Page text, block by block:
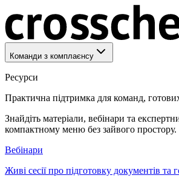
Команди з комплаєнсу
Ресурси
Практична підтримка для команд,
Знайдіть матеріали, вебінари та
компактному меню без зайвого простору.
Вебінари
Живі сесії про підготовку документів та